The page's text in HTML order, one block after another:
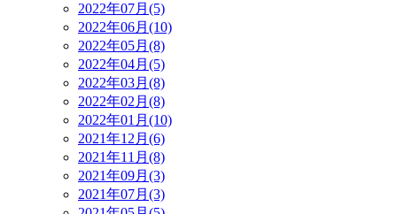
2022年07月(5)
2022年06月(10)
2022年05月(8)
2022年04月(5)
2022年03月(8)
2022年02月(8)
2022年01月(10)
2021年12月(6)
2021年11月(8)
2021年09月(3)
2021年07月(3)